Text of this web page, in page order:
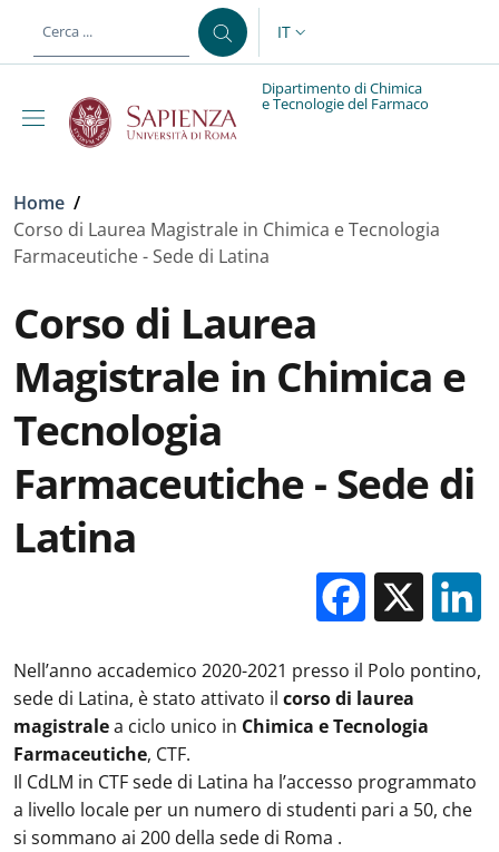
al contenuto principale
SELETTORE LINGUA:
IT
Dipartimento di Chimica
e Tecnologie del Farmaco
Briciole di pane
Home /
Corso di Laurea Magistrale in Chimica e Tecnologia
Farmaceutiche - Sede di Latina
Corso di Laurea
Magistrale in Chimica e
Tecnologia
Farmaceutiche - Sede di
Latina
X
Nell’anno accademico 2020-2021 presso il Polo pontino,
sede di Latina, è stato attivato il corso di laurea
magistralea ciclo unico in Chimica e Tecnologia
Farmaceutiche, CTF.
Il CdLM in CTF sede di Latina ha l’accesso programmato
a livello locale per un numero di studenti pari a 50, che
si sommano ai 200 della sede di Roma .